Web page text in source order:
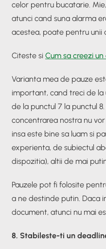
celor pentru bucatarie.
atunci cand suna alarma
acestea, poate pentru unii
Citeste si Cum sa creezi
Varianta mea de pauze
important, cand treci de la
de la punctul 7 la punctul
concentrarea nostra nu
insa este bine sa luam si
experienta, de subiectul
dispozitia), altii de mai
Pauzele pot fi folosite
a ne destinde putin. Daca
document, atunci nu mai
8. Stabileste-ti un